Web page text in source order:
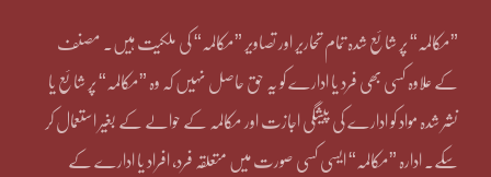
”مکالمہ“ پر شائع شدہ تمام تحاریر اور تصاویر ”مکالمہ“ کی ملکیت ہیں۔ مصنف
کے علاوہ کسی بھی فرد یا ادارے کو یہ حق حاصل نہیں کہ وہ ”مکالمہ“ پر شائع یا
نشر شدہ مواد کو ادارے کی پیشگی اجازت اور مکالمہ کے حوالے کے بغیر استعمال کر
سکے۔ ادارہ ”مکالمہ“ ایسی کسی صورت میں متعلقہ فرد، افراد یا ادارے کے